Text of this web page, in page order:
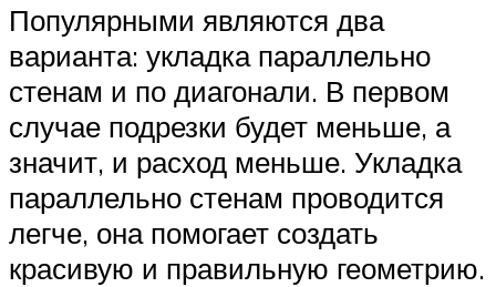
Популярными являются два
варианта: укладка параллельно
стенам и по диагонали. В первом
случае подрезки будет меньше, а
значит, и расход меньше. Укладка
параллельно стенам проводится
легче, она помогает создать
красивую и правильную геометрию.